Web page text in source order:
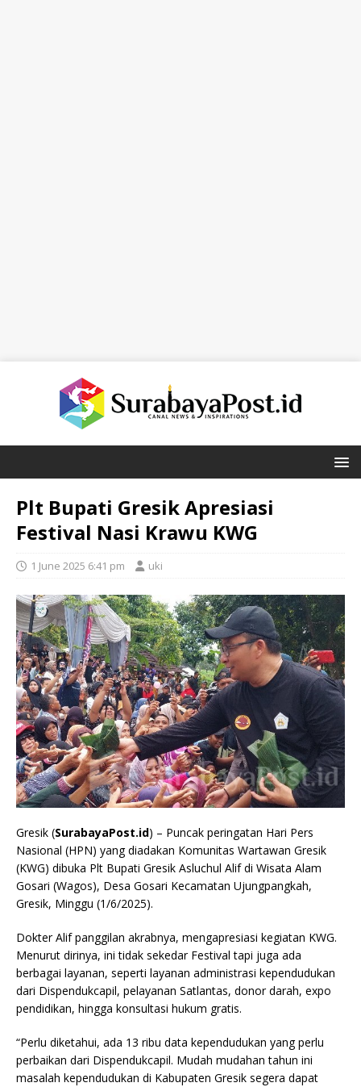
Plt Bupati Gresik Apresiasi
Festival Nasi Krawu KWG
1 June 2025 6:41 pm uki
Gresik (SurabayaPost.id) – Puncak peringatan Hari Pers
Nasional (HPN) yang diadakan Komunitas Wartawan Gresik
(KWG) dibuka Plt Bupati Gresik Asluchul Alif di Wisata Alam
Gosari (Wagos), Desa Gosari Kecamatan Ujungpangkah,
Gresik, Minggu (1/6/2025).
Dokter Alif panggilan akrabnya, mengapresiasi kegiatan KWG.
Menurut dirinya, ini tidak sekedar Festival tapi juga ada
berbagai layanan, seperti layanan administrasi kependudukan
dari Dispendukcapil, pelayanan Satlantas, donor darah, expo
pendidikan, hingga konsultasi hukum gratis.
“Perlu diketahui, ada 13 ribu data kependudukan yang perlu
perbaikan dari Dispendukcapil. Mudah mudahan tahun ini
masalah kependudukan di Kabupaten Gresik segera dapat